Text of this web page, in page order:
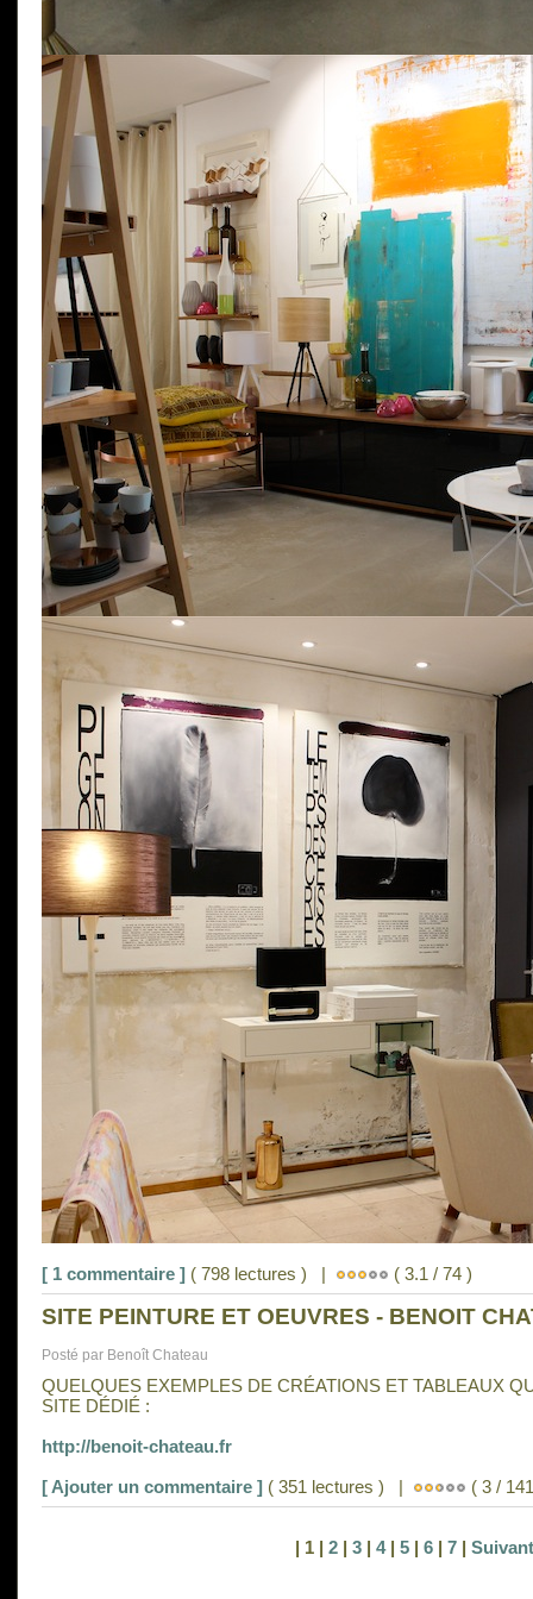
[ 1 commentaire ] ( 798 lectures ) | ( 3.1 / 74 )
SITE PEINTURE ET OEUVRES - BENOIT
Posté par Benoît Chateau
QUELQUES EXEMPLES DE CRÉATIONS ET TABLEAUX
SITE DÉDIÉ :
http://benoit-chateau.fr
[ Ajouter un commentaire ] ( 351 lectures ) | ( 3 /
| 1 | 2| 3| 4| 5| 6| 7|